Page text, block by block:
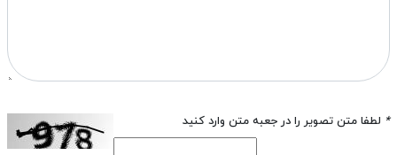
* لطفا متن تصویر را در جعبه متن وارد کنید